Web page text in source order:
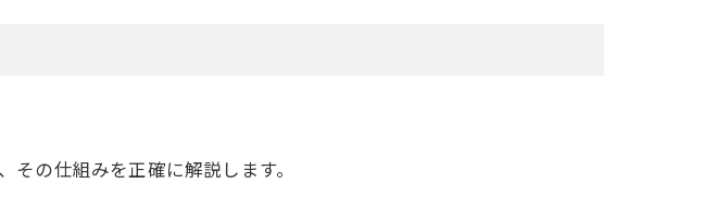
の仕組みを正確に解説します。